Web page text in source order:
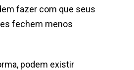
fazer com que seus
fechem menos
podem existir